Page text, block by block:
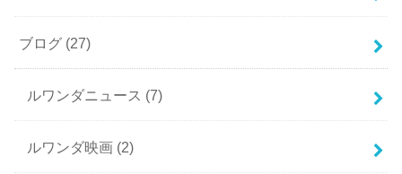
ブログ (27)
ルワンダニュース (7)
ルワンダ映画 (2)